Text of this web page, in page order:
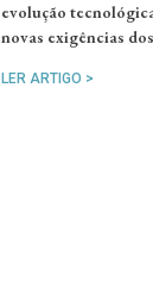
evolução
novas exigências
LER ARTIGO >